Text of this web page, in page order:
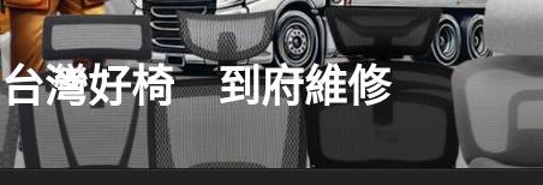
台灣好椅 到府維修